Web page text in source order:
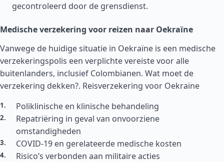
gecontroleerd door de grensdienst.
Medische verzekering voor reizen naar Oekraïne
Vanwege de huidige situatie in Oekraïne is een medische
verzekeringspolis een verplichte vereiste voor alle
buitenlanders, inclusief Colombianen. Wat moet de
verzekering dekken?. Reisverzekering voor Oekraïne
Poliklinische en klinische behandeling
Repatriëring in geval van onvoorziene
omstandigheden
COVID-19 en gerelateerde medische kosten
Risico’s verbonden aan militaire acties